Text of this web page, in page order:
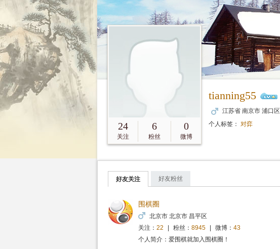
24
关注
6
粉丝
0
微博
tianning55
江苏省 南京市 浦口区
个人标签： 对弈
好友关注 好友粉丝
围棋圈
北京市 北京市 昌平区
关注： 22 粉丝： 8945 微博： 43
个人简介：爱围棋就加入围棋圈！